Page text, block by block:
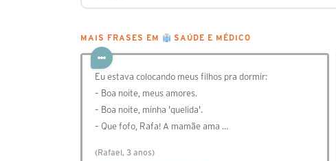
MAIS FRASES EM SAÚDE E MÉDICO
Eu estava colocando meus filhos pra dormir:
– Boa noite, meus amores.
– Boa noite, minha 'quelida'.
– Que fofo, Rafa! A mamãe ama …
(Rafael, 3 anos)